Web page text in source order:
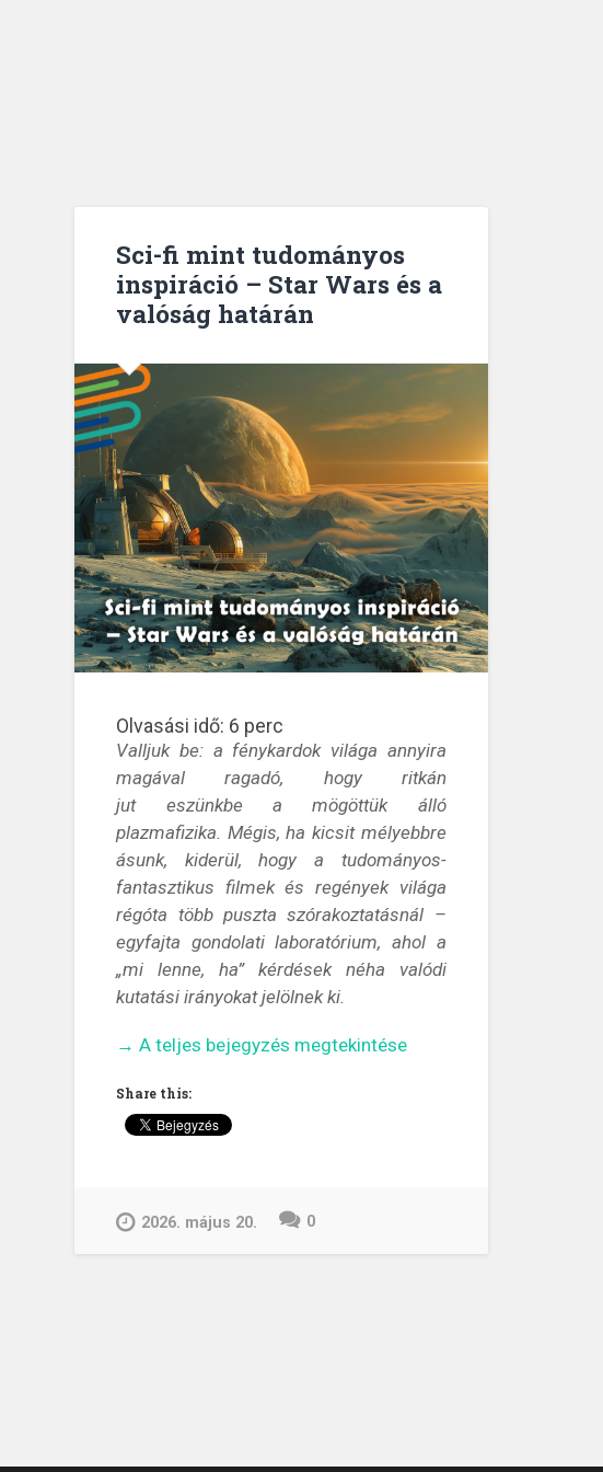
Sci-fi mint tudományos
inspiráció – Star Wars és a
valóság határán
Olvasási idő: 6 perc
Valljuk be: a fénykardok világa annyira
magával ragadó, hogy ritkán
jut eszünkbe a mögöttük álló
plazmafizika. Mégis, ha kicsit mélyebbre
ásunk, kiderül, hogy a tudományos-
fantasztikus filmek és regények világa
régóta több puszta szórakoztatásnál –
egyfajta gondolati laboratórium, ahol a
„mi lenne, ha” kérdések néha valódi
kutatási irányokat jelölnek ki.
„Sci-
mint
tudományos
Star
Wars
→ A teljes bejegyzés megtekintése
Share this:
2026. május 20. 0